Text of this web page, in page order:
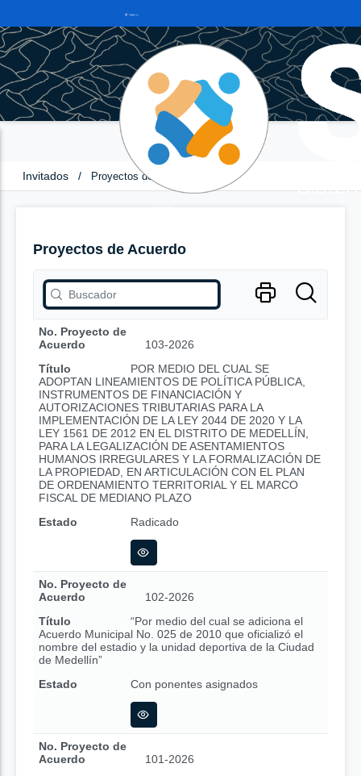
Invitados / Proyectos de Acuerdo
Proyectos de Acuerdo
No. Proyecto de
Acuerdo
103-2026
Título
POR MEDIO DEL CUAL SE
ADOPTAN LINEAMIENTOS DE POLÍTICA PÚBLICA,
INSTRUMENTOS DE FINANCIACIÓN Y
AUTORIZACIONES TRIBUTARIAS PARA LA
IMPLEMENTACIÓN DE LA LEY 2044 DE 2020 Y LA
LEY 1561 DE 2012 EN EL DISTRITO DE MEDELLÍN,
PARA LA LEGALIZACIÓN DE ASENTAMIENTOS
HUMANOS IRREGULARES Y LA FORMALIZACIÓN DE
LA PROPIEDAD, EN ARTICULACIÓN CON EL PLAN
DE ORDENAMIENTO TERRITORIAL Y EL MARCO
FISCAL DE MEDIANO PLAZO
Estado
Radicado
No. Proyecto de
Acuerdo
102-2026
Título
“Por medio del cual se adiciona el
Acuerdo Municipal No. 025 de 2010 que oficializó el
nombre del estadio y la unidad deportiva de la Ciudad
de Medellín”
Estado
Con ponentes asignados
No. Proyecto de
Acuerdo
101-2026